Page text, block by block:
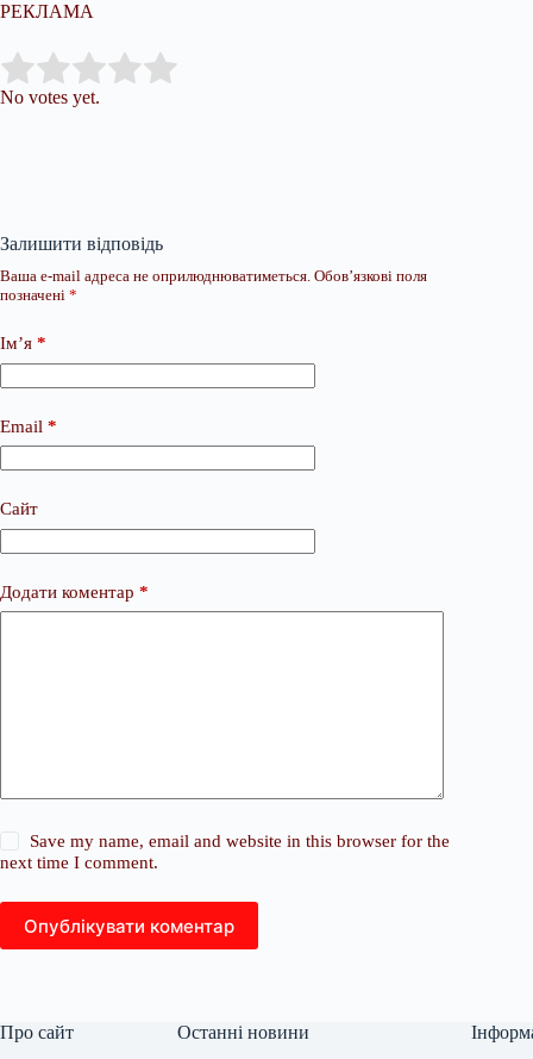
РЕКЛАМА
Rate this item:
No votes yet.
Залишити відповідь
Ваша e-mail адреса не оприлюднюватиметься. Обов’язкові поля
позначені *
Ім’я *
Email *
Сайт
Додати коментар *
Save my name, email and website in this browser for the
next time I comment.
Опублікувати коментар
Про сайт Останні новини